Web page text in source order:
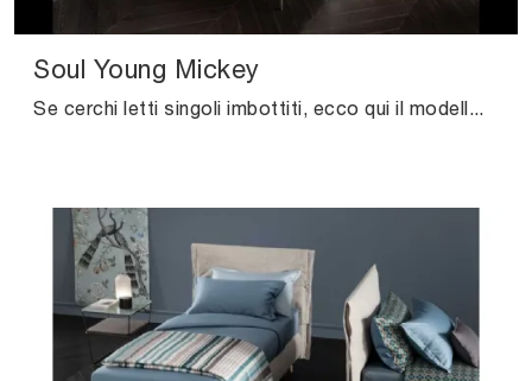
Soul Young Mickey
Se cerchi letti singoli imbottiti, ecco qui il modello Soul Young Mickey in tessuto per arricchire la cameretta.